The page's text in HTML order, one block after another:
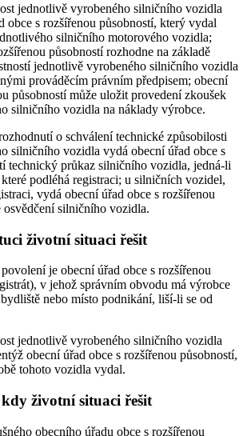
jednotlivě vyrobeného silničního vozidla
obce s rozšířenou působností, který vydal
silničního motorového vozidla;
působností rozhodne na základě
jednotlivě vyrobeného silničního vozidla
prováděcím právním předpisem; obecní
působností může uložit provedení zkoušek
silničního vozidla na náklady výrobce.
o schválení technické způsobilosti
silničního vozidla vydá obecní úřad obce s
technický průkaz silničního vozidla, jedná-li
podléhá registraci; u silničních vozidel,
vydá obecní úřad obce s rozšířenou
osvědčení silničního vozidla.
životní situaci řešit
je obecní úřad obce s rozšířenou
v jehož správním obvodu má výrobce
nebo místo podnikání, liší-li se od
jednotlivě vyrobeného silničního vozidla
obecní úřad obce s rozšířenou působností,
tohoto vozidla vydal.
životní situaci řešit
obecního úřadu obce s rozšířenou